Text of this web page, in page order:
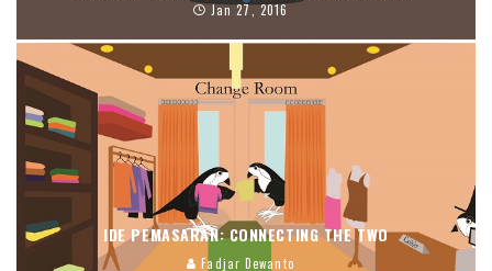
Jan 27, 2016
IDE PEMASARAN: CONNECTING THE TWO
Fadjar Dewanto